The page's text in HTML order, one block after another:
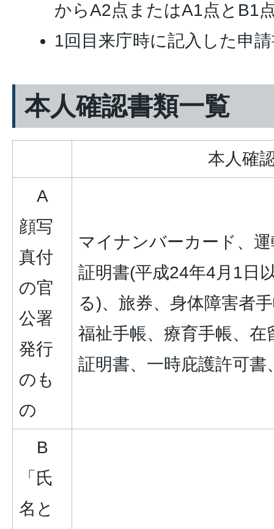
からA2点またはA1点とB1
1回目来庁時に記入した申
本人確認書類一覧
本人確
A
顔写
真付
の官
公署
発行
のも
の
マイナンバーカード、
証明書(平成24年4月1日
る)、旅券、身体障害者
福祉手帳、療育手帳、
証明書、一時庇護許可書
B
「氏
名と